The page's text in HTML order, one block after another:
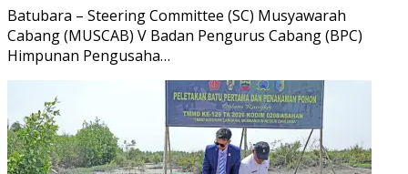
Batubara – Steering Committee (SC) Musyawarah
Cabang (MUSCAB) V Badan Pengurus Cabang (BPC)
Himpunan Pengusaha…